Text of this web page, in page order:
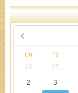
CN T2
26 27
2
3